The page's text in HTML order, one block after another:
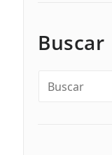
Buscar